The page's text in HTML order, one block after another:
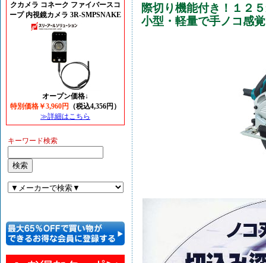
クカメラ コネーク ファイバースコ
ープ 内視鏡カメラ 3R-SMPSNAKE
オープン価格↓
特別価格￥3,960円
（税込4,356円）
≫詳細はこちら
キーワード検索
際切り機能付き！１２
小型・軽量で手ノコ感